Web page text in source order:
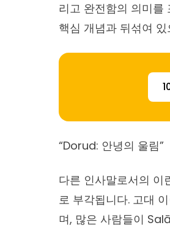
리고 완전함의 의미를
핵심 개념과 뒤섞여
“Dorud: 안녕의 울림”
다른 인사말로서의 이
로 부각됩니다. 고대
며, 많은 사람들이